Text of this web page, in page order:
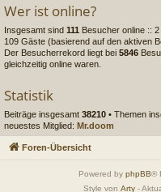
Wer ist online?
Insgesamt sind 111 Besucher online ::
109 Gäste (basierend auf den aktiven
Der Besucherrekord liegt bei 5846
gleichzeitig online waren.
Statistik
Beiträge insgesamt 38210 • Themen
neuestes Mitglied: Mr.doom
Foren-Übersicht
Powered by phpBB®
Style von Arty-